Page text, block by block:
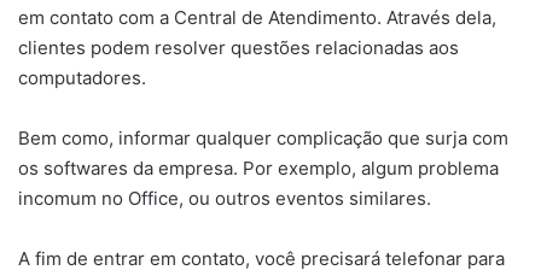
em contato com a Central de Atendimento. Através dela,
clientes podem resolver questões relacionadas aos
computadores.
Bem como, informar qualquer complicação que surja com
os softwares da empresa. Por exemplo, algum problema
incomum no Office, ou outros eventos similares.
A fim de entrar em contato, você precisará telefonar para